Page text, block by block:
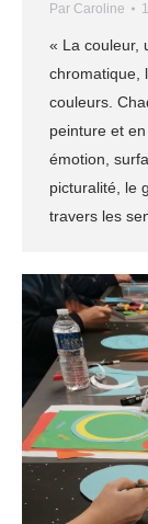
Par Caroline
« La couleur,
chromatique,
couleurs.
peinture et
émotion,
picturalité, le
travers les